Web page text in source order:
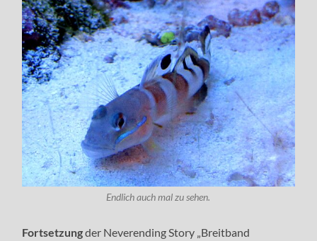
Endlich auch mal zu sehen.
Fortsetzungder Neverending Story „Breitband